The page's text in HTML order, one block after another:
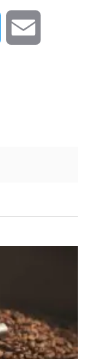
Twitter